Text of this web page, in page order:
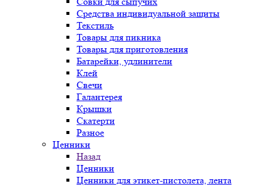
Средства индивидуальной защиты
Текстиль
Товары для пикника
Товары для приготовления
Батарейки, удлинители
Клей
Свечи
Галантерея
Крышки
Скатерти
Разное
Ценники
Назад
Ценники
Ценники для этикет-пистолета, лента